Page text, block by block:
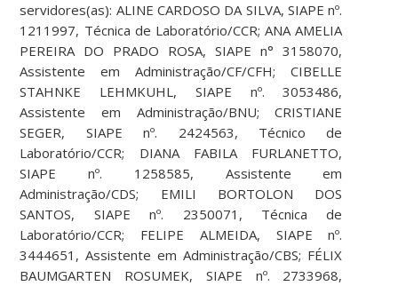
servidores(as): ALINE CARDOSO DA SILVA, SIAPE nº.
1211997, Técnica de Laboratório/CCR; ANA AMELIA
PEREIRA DO PRADO ROSA, SIAPE n° 3158070,
Assistente em Administração/CF/CFH; CIBELLE
STAHNKE LEHMKUHL, SIAPE nº. 3053486,
Assistente em Administração/BNU; CRISTIANE
SEGER, SIAPE nº. 2424563, Técnico de
Laboratório/CCR; DIANA FABILA FURLANETTO,
SIAPE nº. 1258585, Assistente em
Administração/CDS; EMILI BORTOLON DOS
SANTOS, SIAPE nº. 2350071, Técnica de
Laboratório/CCR; FELIPE ALMEIDA, SIAPE nº.
3444651, Assistente em Administração/CBS; FÉLIX
BAUMGARTEN ROSUMEK, SIAPE nº. 2733968,